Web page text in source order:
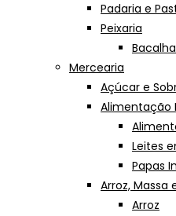
Padaria e
Peixaria
Mercearia
Açúcar e
Alimentação
Leites
Papas
Arroz, Massa
Arroz